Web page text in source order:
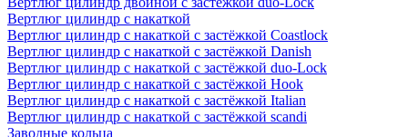
Вертлюг цилиндр с накаткой
Вертлюг цилиндр с накаткой с застёжкой Coastlock
Вертлюг цилиндр с накаткой с застёжкой Danish
Вертлюг цилиндр с накаткой с застёжкой duo-Lock
Вертлюг цилиндр с накаткой с застёжкой Hook
Вертлюг цилиндр с накаткой с застёжкой Italian
Вертлюг цилиндр с накаткой с застёжкой scandi
Заводные кольца